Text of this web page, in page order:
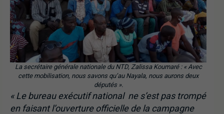
La secrétaire générale nationale du NTD, Zalissa Koumaré : « Avec
cette mobilisation, nous savons qu’au Nayala, nous aurons deux
députés ».
« Le bureau exécutif national ne s’est pas trompé
en faisant l’ouverture officielle de la campagne